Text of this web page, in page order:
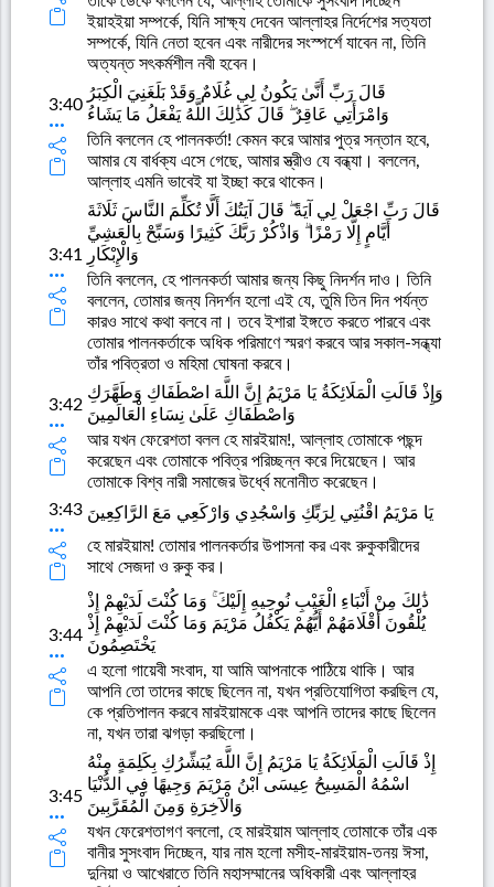
ইয়াহইয়া সম্পর্কে, যিনি সাক্ষ্য দেবেন আল্লাহর নির্দেশের সত্যতা
সম্পর্কে, যিনি নেতা হবেন এবং নারীদের সংস্পর্শে যাবেন না, তিনি
অত্যন্ত সৎকর্মশীল নবী হবেন।
3:40
قَالَ رَبِّ أَنَّىٰ يَكُونُ لِي غُلَامٌ وَقَدْ بَلَغَنِيَ الْكِبَرُ
وَامْرَأَتِي عَاقِرٌ ۖ قَالَ كَذَٰلِكَ اللَّهُ يَفْعَلُ مَا يَشَاءُ
তিনি বললেন হে পালনকর্তা! কেমন করে আমার পুত্র সন্তান হবে,
আমার যে বার্ধক্য এসে গেছে, আমার স্ত্রীও যে বন্ধ্যা। বললেন,
আল্লাহ এমনি ভাবেই যা ইচ্ছা করে থাকেন।
3:41
قَالَ رَبِّ اجْعَلْ لِي آيَةً ۖ قَالَ آيَتُكَ أَلَّا تُكَلِّمَ النَّاسَ ثَلَاثَةَ
أَيَّامٍ إِلَّا رَمْزًا ۗ وَاذْكُرْ رَبَّكَ كَثِيرًا وَسَبِّحْ بِالْعَشِيِّ
وَالْإِبْكَارِ
তিনি বললেন, হে পালনকর্তা আমার জন্য কিছু নিদর্শন দাও। তিনি
বললেন, তোমার জন্য নিদর্শন হলো এই যে, তুমি তিন দিন পর্যন্ত
কারও সাথে কথা বলবে না। তবে ইশারা ইঙ্গতে করতে পারবে এবং
তোমার পালনকর্তাকে অধিক পরিমাণে স্মরণ করবে আর সকাল-সন্ধ্যা
তাঁর পবিত্রতা ও মহিমা ঘোষনা করবে।
3:42
وَإِذْ قَالَتِ الْمَلَائِكَةُ يَا مَرْيَمُ إِنَّ اللَّهَ اصْطَفَاكِ وَطَهَّرَكِ
وَاصْطَفَاكِ عَلَىٰ نِسَاءِ الْعَالَمِينَ
আর যখন ফেরেশতা বলল হে মারইয়াম!, আল্লাহ তোমাকে পছন্দ
করেছেন এবং তোমাকে পবিত্র পরিচ্ছন্ন করে দিয়েছেন। আর
তোমাকে বিশ্ব নারী সমাজের উর্ধ্বে মনোনীত করেছেন।
3:43 يَا مَرْيَمُ اقْنُتِي لِرَبِّكِ وَاسْجُدِي وَارْكَعِي مَعَ الرَّاكِعِينَ
হে মারইয়াম! তোমার পালনকর্তার উপাসনা কর এবং রুকুকারীদের
সাথে সেজদা ও রুকু কর।
3:44
ذَٰلِكَ مِنْ أَنْبَاءِ الْغَيْبِ نُوحِيهِ إِلَيْكَ ۚ وَمَا كُنْتَ لَدَيْهِمْ إِذْ
يُلْقُونَ أَقْلَامَهُمْ أَيُّهُمْ يَكْفُلُ مَرْيَمَ وَمَا كُنْتَ لَدَيْهِمْ إِذْ
يَخْتَصِمُونَ
এ হলো গায়েবী সংবাদ, যা আমি আপনাকে পাঠিয়ে থাকি। আর
আপনি তো তাদের কাছে ছিলেন না, যখন প্রতিযোগিতা করছিল যে,
কে প্রতিপালন করবে মারইয়ামকে এবং আপনি তাদের কাছে ছিলেন
না, যখন তারা ঝগড়া করছিলো।
3:45
إِذْ قَالَتِ الْمَلَائِكَةُ يَا مَرْيَمُ إِنَّ اللَّهَ يُبَشِّرُكِ بِكَلِمَةٍ مِنْهُ
اسْمُهُ الْمَسِيحُ عِيسَى ابْنُ مَرْيَمَ وَجِيهًا فِي الدُّنْيَا
وَالْآخِرَةِ وَمِنَ الْمُقَرَّبِينَ
যখন ফেরেশতাগণ বললো, হে মারইয়াম আল্লাহ তোমাকে তাঁর এক
বানীর সুসংবাদ দিচ্ছেন, যার নাম হলো মসীহ-মারইয়াম-তনয় ঈসা,
দুনিয়া ও আখেরাতে তিনি মহাসম্মানের অধিকারী এবং আল্লাহর